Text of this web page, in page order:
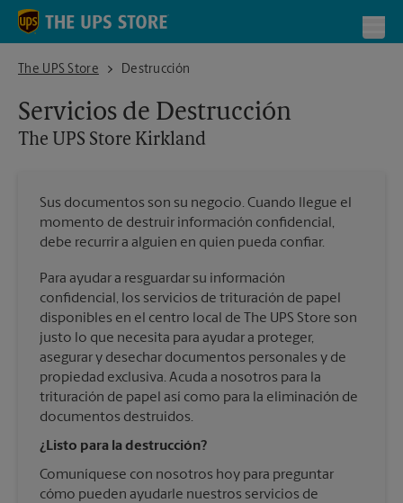
Skip to content
Return to Nav
The UPS Store
The UPS Store KirklandDestrucción
Servicios de Destrucción
The UPS Store Kirkland
Sus documentos son su negocio. Cuando llegue el
momento de destruir información confidencial,
debe recurrir a alguien en quien pueda confiar.
Para ayudar a resguardar su información
confidencial, los servicios de trituración de papel
disponibles en el centro local de The UPS Store son
justo lo que necesita para ayudar a proteger,
asegurar y desechar documentos personales y de
propiedad exclusiva. Acuda a nosotros para la
trituración de papel así como para la eliminación de
documentos destruidos.
¿Listo para la destrucción?
Comuníquese con nosotros hoy para preguntar
cómo pueden ayudarle nuestros servicios de